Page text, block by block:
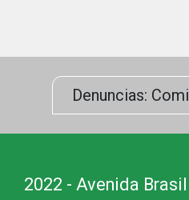
Denuncias:
2022 - Avenida